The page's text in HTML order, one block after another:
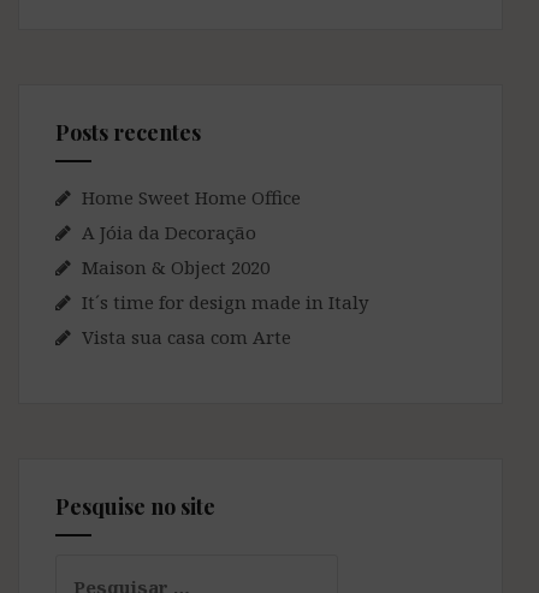
Posts recentes
Home Sweet Home Office
A Jóia da Decoração
Maison & Object 2020
It´s time for design made in Italy
Vista sua casa com Arte
Pesquise no site